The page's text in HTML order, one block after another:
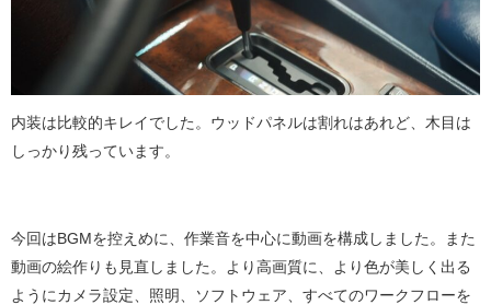
内装は比較的キレイでした。ウッドパネルは割れはあれど、木目は
しっかり残っています。
今回はBGMを控えめに、作業音を中心に動画を構成しました。また
動画の絵作りも見直しました。より高画質に、より色が美しく出る
ようにカメラ設定、照明、ソフトウェア、すべてのワークフローを